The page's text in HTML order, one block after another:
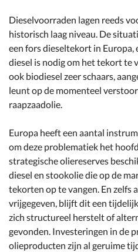
Dieselvoorraden lagen reeds
historisch laag niveau. De
een fors dieseltekort in Europa,
diesel is nodig om het tekort te
ook biodiesel zeer schaars,
leunt op de momenteel
raapzaadolie.
Europa heeft een aantal
om deze problematiek het
strategische oliereserves
diesel en stookolie die op de
tekorten op te vangen. En zelfs
vrijgegeven, blijft dit een
zich structureel herstelt of
gevonden. Investeringen in de
olieproducten zijn al geruime